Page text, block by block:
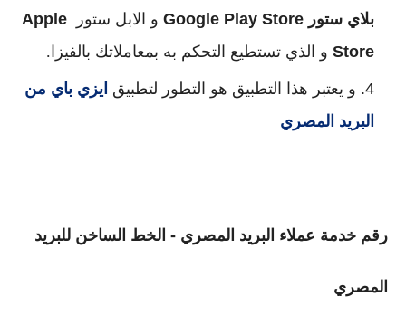
بلاي ستور Google Play Store و الابل ستور
Apple
Store و الذي تستطيع التحكم به بمعاملاتك بالفيزا.
و يعتبر هذا التطبيق هو التطور لتطبيق
البريد المصري
رقم خدمة عملاء البريد المصري - الخط الساخن للبريد
المصري